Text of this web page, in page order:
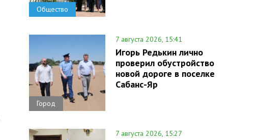
Общество
Город
7 августа 2026, 15:41
Игорь Редькин лично
проверил обустройство
новой дороге в поселке
Сабанс-Яр
7 августа 2026, 15:27